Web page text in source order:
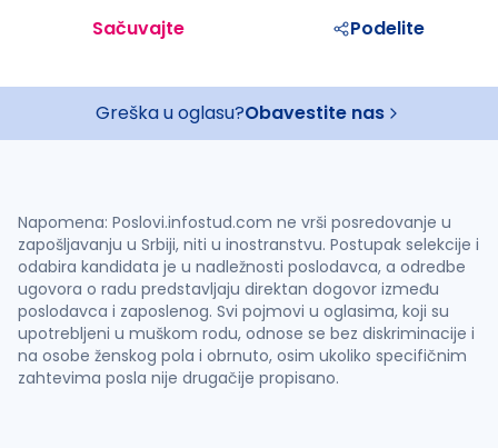
Sačuvajte Podelite
Greška u oglasu?Obavestite nas
Napomena: Poslovi.infostud.com ne vrši posredovanje u
zapošljavanju u Srbiji, niti u inostranstvu. Postupak selekcije i
odabira kandidata je u nadležnosti poslodavca, a odredbe
ugovora o radu predstavljaju direktan dogovor između
poslodavca i zaposlenog. Svi pojmovi u oglasima, koji su
upotrebljeni u muškom rodu, odnose se bez diskriminacije i
na osobe ženskog pola i obrnuto, osim ukoliko specifičnim
zahtevima posla nije drugačije propisano.